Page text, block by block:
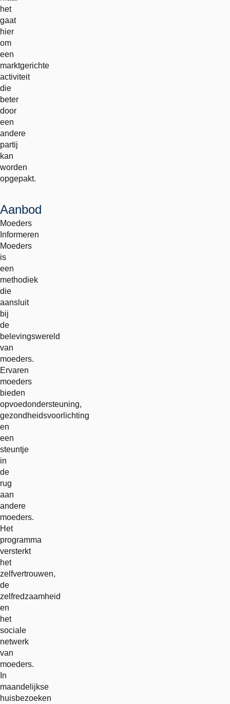
het
gaat
hier
om
een
marktgerichte
activiteit
die
beter
door
een
andere
partij
kan
worden
opgepakt.
Aanbod
Moeders
Informeren
Moeders
is
een
methodiek
die
aansluit
bij
de
belevingswereld
van
moeders.
Ervaren
moeders
bieden
opvoedondersteuning,
gezondheidsvoorlichting
en
een
steuntje
in
de
rug
aan
andere
moeders.
Het
programma
versterkt
het
zelfvertrouwen,
de
zelfredzaamheid
en
het
sociale
netwerk
van
moeders.
In
maandelijkse
huisbezoeken